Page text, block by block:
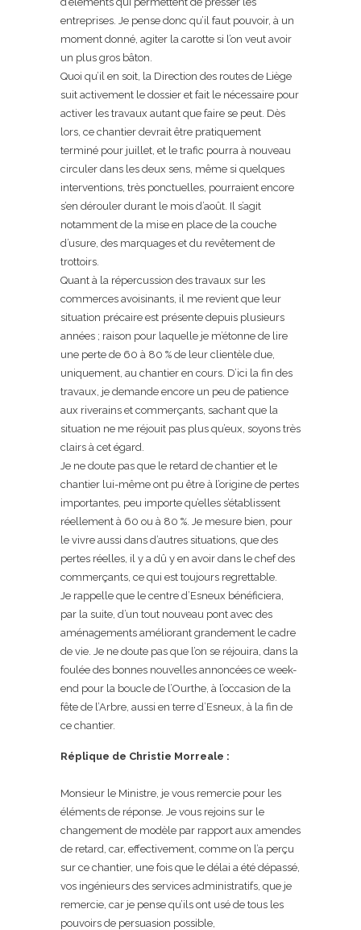
entreprises. Je pense donc qu’il faut pouvoir, à un
moment donné, agiter la carotte si l’on veut avoir
un plus gros bâton.
Quoi qu’il en soit, la Direction des routes de Liège
suit activement le dossier et fait le nécessaire pour
activer les travaux autant que faire se peut. Dès
lors, ce chantier devrait être pratiquement
terminé pour juillet, et le trafic pourra à nouveau
circuler dans les deux sens, même si quelques
interventions, très ponctuelles, pourraient encore
s’en dérouler durant le mois d’août. Il s’agit
notamment de la mise en place de la couche
d’usure, des marquages et du revêtement de
trottoirs.
Quant à la répercussion des travaux sur les
commerces avoisinants, il me revient que leur
situation précaire est présente depuis plusieurs
années ; raison pour laquelle je m’étonne de lire
une perte de 60 à 80 % de leur clientèle due,
uniquement, au chantier en cours. D’ici la fin des
travaux, je demande encore un peu de patience
aux riverains et commerçants, sachant que la
situation ne me réjouit pas plus qu’eux, soyons très
clairs à cet égard.
Je ne doute pas que le retard de chantier et le
chantier lui-même ont pu être à l’origine de pertes
importantes, peu importe qu’elles s’établissent
réellement à 60 ou à 80 %. Je mesure bien, pour
le vivre aussi dans d’autres situations, que des
pertes réelles, il y a dû y en avoir dans le chef des
commerçants, ce qui est toujours regrettable.
Je rappelle que le centre d’Esneux bénéficiera,
par la suite, d’un tout nouveau pont avec des
aménagements améliorant grandement le cadre
de vie. Je ne doute pas que l’on se réjouira, dans la
foulée des bonnes nouvelles annoncées ce week-
end pour la boucle de l’Ourthe, à l’occasion de la
fête de l’Arbre, aussi en terre d’Esneux, à la fin de
ce chantier.
Réplique de Christie Morreale :
Monsieur le Ministre, je vous remercie pour les
éléments de réponse. Je vous rejoins sur le
changement de modèle par rapport aux amendes
de retard, car, effectivement, comme on l’a perçu
sur ce chantier, une fois que le délai a été dépassé,
vos ingénieurs des services administratifs, que je
remercie, car je pense qu’ils ont usé de tous les
pouvoirs de persuasion possible,